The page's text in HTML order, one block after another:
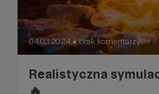
04.03.2024 ● Brak komentarzy
Realistyczna
🔥